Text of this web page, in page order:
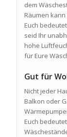
dem
Räumen
Euch
seid Ihr
hohe
für Eure
Gut für
Nicht jeder
Balkon oder
Euch